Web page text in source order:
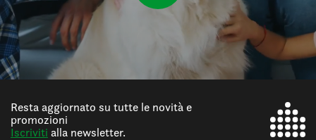
Resta aggiornato su tutte le novità e
promozioni
Iscriviti alla newsletter.